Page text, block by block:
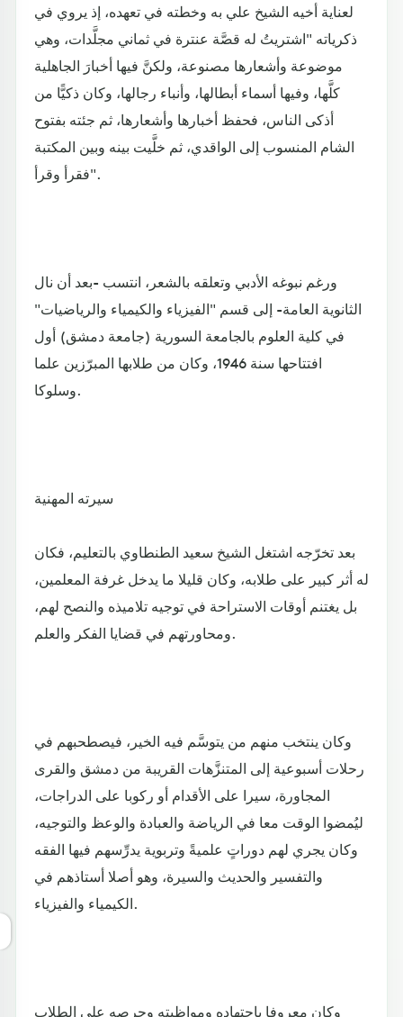
لعناية أخيه الشيخ علي به وخطته في تعهده، إذ يروي في
ذكرياته "اشتريتُ له قصَّة عنترة في ثماني مجلَّدات، وهي
موضوعة وأشعارها مصنوعة، ولكنَّ فيها أخبارَ الجاهلية
كلَّها، وفيها أسماء أبطالها، وأنباء رجالها، وكان ذكيًّا من
أذكى الناس، فحفظ أخبارها وأشعارها، ثم جئته بفتوح
الشام المنسوب إلى الواقدي، ثم خلَّيت بينه وبين المكتبة
فقرأ وقرأ".
ورغم نبوغه الأدبي وتعلقه بالشعر، انتسب -بعد أن نال
الثانوية العامة- إلى قسم "الفيزياء والكيمياء والرياضيات"
في كلية العلوم بالجامعة السورية (جامعة دمشق) أول
افتتاحها سنة 1946، وكان من طلابها المبرّزين علما
وسلوكا.
سيرته المهنية
بعد تخرّجه اشتغل الشيخ سعيد الطنطاوي بالتعليم، فكان
له أثر كبير على طلابه، وكان قليلا ما يدخل غرفة المعلمين،
بل يغتنم أوقات الاستراحة في توجيه تلاميذه والنصح لهم،
ومحاورتهم في قضايا الفكر والعلم.
وكان ينتخب منهم من يتوسَّم فيه الخير، فيصطحبهم في
رحلات أسبوعية إلى المتنزَّهات القريبة من دمشق والقرى
المجاورة، سيرا على الأقدام أو ركوبا على الدراجات،
ليُمضوا الوقت معا في الرياضة والعبادة والوعظ والتوجيه،
وكان يجري لهم دوراتٍ علميةً وتربوية يدرِّسهم فيها الفقه
والتفسير والحديث والسيرة، وهو أصلا أستاذهم في
الكيمياء والفيزياء.
وكان معروفا باجتهاده ومواظبته وحرصه على الطلاب